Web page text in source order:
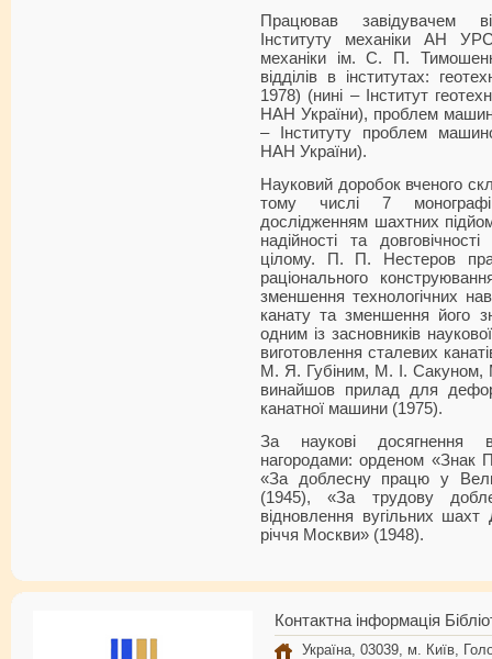
Працював завідувачем
Інституту механіки АН
механіки ім. С. П.
відділів в інститутах:
1978) (нині – Інститут
НАН України), проблем
– Інституту проблем
НАН України).
Науковий доробок вченого
тому числі 7
дослідженням шахтних
надійності та
цілому. П. П. Нестеров
раціонального
зменшення технологічних
канату та зменшення його
одним із засновників
виготовлення сталевих
М. Я. Губіним, М. І.
винайшов прилад для
канатної машини (1975).
За наукові досягнення
нагородами: орденом «Знак
«За доблесну працю у
(1945), «За трудову
відновлення вугільних
річчя Москви» (1948).
Контактна інформація
Україна, 03039, м. Київ,